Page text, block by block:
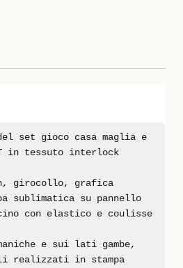
set gioco casa maglia e
in tessuto interlock
girocollo, grafica
sublimatica su pannello
con elastico e coulisse
e sui lati gambe,
realizzati in stampa